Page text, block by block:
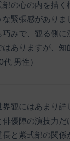
の心の内を描く
緊張感がありま
みで、観る側に
はありますが、
男性）
観にはあまり詳
優陣の演技力だ
長と紫式部の関